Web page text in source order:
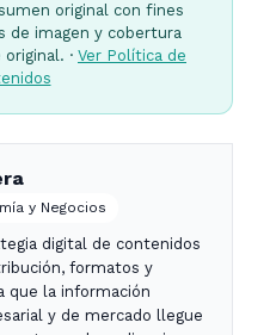
original con fines
de imagen y cobertura
· Ver Política de
y Negocios
digital de contenidos
formatos y
que la información
y de mercado llegue